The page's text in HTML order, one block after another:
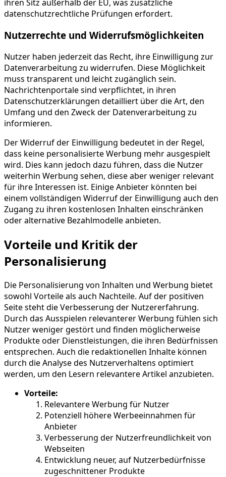
ihren Sitz außerhalb der EU, was zusätzliche
datenschutzrechtliche Prüfungen erfordert.
Nutzerrechte und Widerrufsmöglichkeiten
Nutzer haben jederzeit das Recht, ihre Einwilligung zur
Datenverarbeitung zu widerrufen. Diese Möglichkeit
muss transparent und leicht zugänglich sein.
Nachrichtenportale sind verpflichtet, in ihren
Datenschutzerklärungen detailliert über die Art, den
Umfang und den Zweck der Datenverarbeitung zu
informieren.
Der Widerruf der Einwilligung bedeutet in der Regel,
dass keine personalisierte Werbung mehr ausgespielt
wird. Dies kann jedoch dazu führen, dass die Nutzer
weiterhin Werbung sehen, diese aber weniger relevant
für ihre Interessen ist. Einige Anbieter könnten bei
einem vollständigen Widerruf der Einwilligung auch den
Zugang zu ihren kostenlosen Inhalten einschränken
oder alternative Bezahlmodelle anbieten.
Vorteile und Kritik der
Personalisierung
Die Personalisierung von Inhalten und Werbung bietet
sowohl Vorteile als auch Nachteile. Auf der positiven
Seite steht die Verbesserung der Nutzererfahrung.
Durch das Ausspielen relevanterer Werbung fühlen sich
Nutzer weniger gestört und finden möglicherweise
Produkte oder Dienstleistungen, die ihren Bedürfnissen
entsprechen. Auch die redaktionellen Inhalte können
durch die Analyse des Nutzerverhaltens optimiert
werden, um den Lesern relevantere Artikel anzubieten.
Vorteile:
Relevantere Werbung für Nutzer
Potenziell höhere Werbeeinnahmen für
Anbieter
Verbesserung der Nutzerfreundlichkeit von
Webseiten
Entwicklung neuer, auf Nutzerbedürfnisse
zugeschnittener Produkte